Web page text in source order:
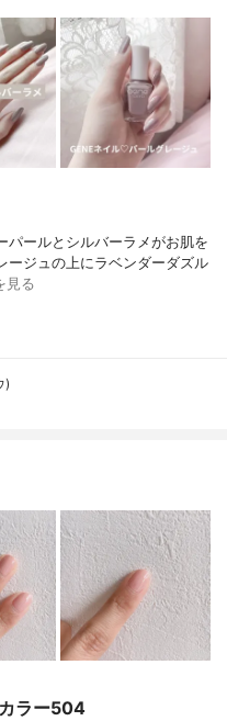
パールとシルバーラメがお肌を
ージュの上にラベンダーダズル
見る
)
ラー504